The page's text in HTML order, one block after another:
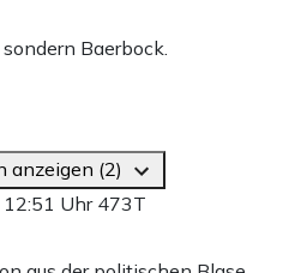
Baerbock.
anzeigen (2)
Uhr 473T